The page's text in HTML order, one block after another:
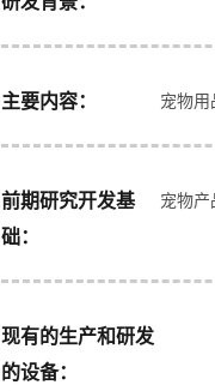
主要内容： 宠物用
前期研究开发基
础：
宠物产
现有的生产和研发
的设备：